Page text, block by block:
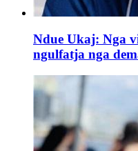
Ndue Ukaj: Nga
ngulfatja nga